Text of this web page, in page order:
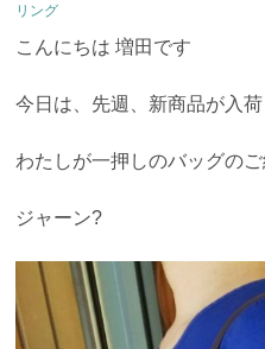
リング
こんにちは 増田です
今日は、先週、新商品が入荷
わたしが一押しのバッグの
ジャーン?